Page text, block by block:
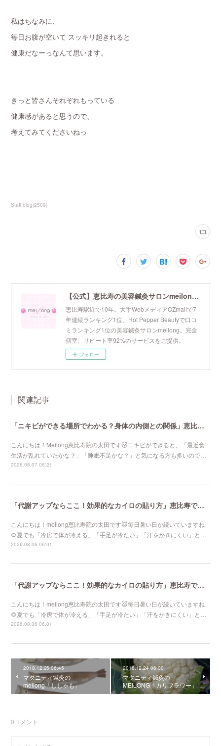
私はちなみに、
毎日お腹が空いて スッキリ起きれると
健康だなーっなんて思います。
きっと皆さんそれぞれもっている
健康感があると思うので、
考えてみてくださいねっ
Staff blog(2509)
【公式】恵比寿の美容鍼灸サロンmeilong｜ツボを押さえた針・お灸の治療で美容と健康を叶えます
恵比寿駅近で10年。大手WebメディアOZmallで7
年連続ランキング1位、Hot Pepper Beautyで口コ
ミランキング1位の美容鍼灸サロンmeilong。完全
個室、リピート率92%のサービスをご提供。
フォロー
関連記事
「ニキビができる場所でわかる？身体の内側との関係」恵比寿で口コミNo 1美容鍼灸ならmeilong
こんにちは！Meilong恵比寿院の太田です🐱ニキビができると、「最近食
生活が乱れていたかな？」「睡眠不足かな？」と気になる方も多いので…
2026.08.07 06:21
「代謝アップならここ！効果的なカイロの貼り方」恵比寿で口コミNo 1美容鍼灸ならmeilong
こんにちは！meilong恵比寿院の太田です🐱毎日暑い日が続いていますね
🌻夏でも「冷房で体が冷える」「手足が冷たい」「汗をかきにくい」と…
2026.08.06 06:01
「代謝アップならここ！効果的なカイロの貼り方」恵比寿で口コミNo 1美容鍼灸ならmeilong
こんにちは！meilong恵比寿院の太田です🐱毎日暑い日が続いていますね
🌻夏でも「冷房で体が冷える」「手足が冷たい」「汗をかきにくい」と…
2026.08.06 06:01
2018.12.25 06:45
マタニティ鍼灸の
meilong「ししゃも」
2018.12.24 06:00
マタニティ鍼灸の
MEILONG「カリフラワー」
0コメント